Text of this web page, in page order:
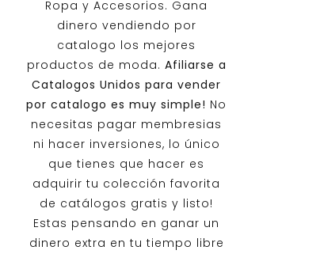
Ropa y Accesorios. Gana
dinero vendiendo por
catalogo los mejores
productos de moda. Afiliarse a
Catalogos Unidos para vender
por catalogo es muy simple! No
necesitas pagar membresias
ni hacer inversiones, lo único
que tienes que hacer es
adquirir tu colección favorita
de catálogos gratis y listo!
Estas pensando en ganar un
dinero extra en tu tiempo libre